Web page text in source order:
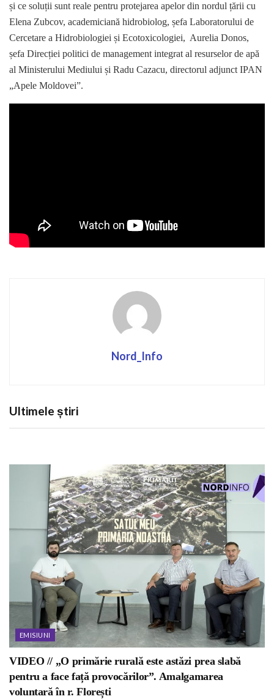
și ce soluții sunt reale pentru protejarea apelor din nordul țării cu
Elena Zubcov, academiciană hidrobiolog, șefa Laboratorului de
Cercetare a Hidrobiologiei și Ecotoxicologiei, Aurelia Donos,
șefa Direcției politici de management integrat al resurselor de apă
al Ministerului Mediului și Radu Cazacu, directorul adjunct IPAN
„Apele Moldovei”.
Nord_Info
Ultimele știri
EMISIUNI
VIDEO // „O primărie rurală este astăzi prea slabă
pentru a face față provocărilor”. Amalgamarea
voluntară în r. Florești